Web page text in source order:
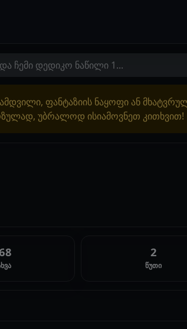
ჩემი დედიკო ნაწილი 1...
ფანტაზიის ნაყოფი ან
უბრალოდ ისიამოვნეთ კითხვით!
2
წუთი